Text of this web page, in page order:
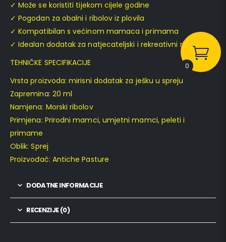
✓ Može se koristiti tijekom cijele godine
✓ Pogodan za obalni i ribolov iz plovila
✓ Kompatibilan s većinom mamaca i primama
✓ Idealan dodatak za natjecateljski i rekreativni ribolov
TEHNIČKE SPECIFIKACIJE
Vrsta proizvoda: mirisni dodatak za ješku u spreju
Zapremina: 20 ml
Namjena: Morski ribolov
Primjena: Prirodni mamci, umjetni mamci, peleti i
primame
Oblik: Sprej
Proizvođač: Antiche Pasture
DODATNE INFORMACIJE
RECENZIJE (0)
0